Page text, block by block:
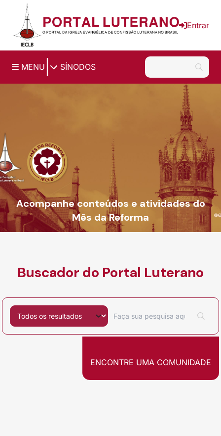
Ir para o conteúdo principal
Entrar
MENU SÍNODOS
Acompanhe conteúdos e atividades do
Mês da Reforma
Buscador do Portal Luterano
Filtrar por
Pesquisar por:
ENCONTRE UMA COMUNIDADE